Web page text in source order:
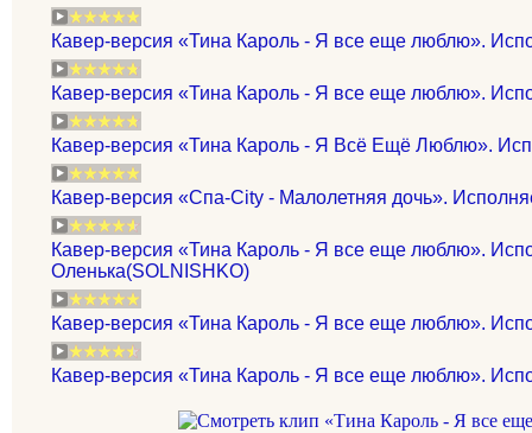
Кавер-версия «Тина Кароль - Я все еще люблю».
Кавер-версия «Тина Кароль - Я все еще люблю».
Кавер-версия «Тина Кароль - Я Всё Ещё Люблю».
Кавер-версия «Спа-City - Малолетняя дочь».
Кавер-версия «Тина Кароль - Я все еще люблю».
Оленька(SOLNISHKO)
Кавер-версия «Тина Кароль - Я все еще люблю».
Кавер-версия «Тина Кароль - Я все еще люблю».